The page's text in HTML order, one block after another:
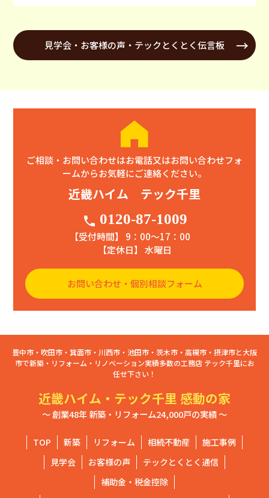
見学会・お客様の声・テックとくとく伝言板
ご相談・お問い合わせはお電話又はお問い合わせフォ
ームからお気軽にご連絡ください。
近畿ハイム テック千里
phone 0120-87-1009
【受付時間】 9：00〜17：00
【定休日】 水曜日
お問い合わせ・個別相談フォーム
豊中市・吹田市・箕面市・川西市・池田市・茨木市・高槻市・摂津市と大阪
市で新築・リフォーム・リノベーション実績多数の工務店 テック千里にお
任せ下さい！
近畿ハイム・テック千里 感動の家
～ 創業48年 新築・リフォーム24,000戸の実績 ～
TOP 新築 リフォーム 相続不動産
施工事例
見学会
お客様の声
テックとくとく通信
補助金・税金控除